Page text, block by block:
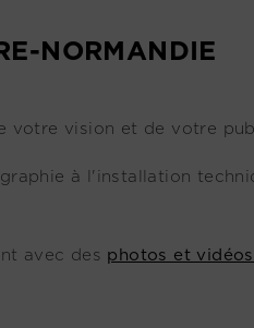
NORMANDIE
votre vision et de votre
à l'installation
avec des photos et